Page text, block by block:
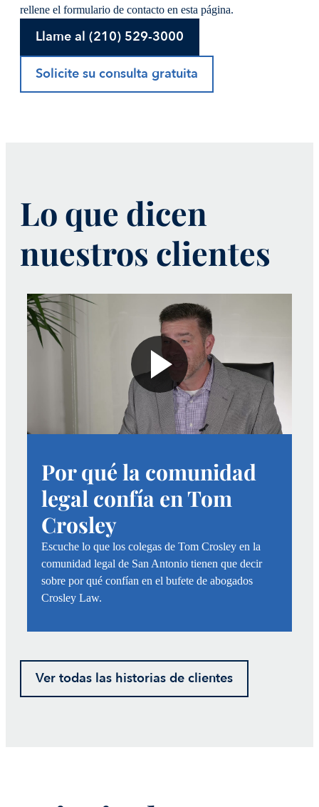
rellene el formulario de contacto en esta página.
Llame al (210) 529-3000
Solicite su consulta gratuita
Lo que dicen
nuestros clientes
Por qué la comunidad
legal confía en Tom
Crosley
Escuche lo que los colegas de Tom Crosley en la
comunidad legal de San Antonio tienen que decir
sobre por qué confían en el bufete de abogados
Crosley Law.
Ver todas las historias de clientes